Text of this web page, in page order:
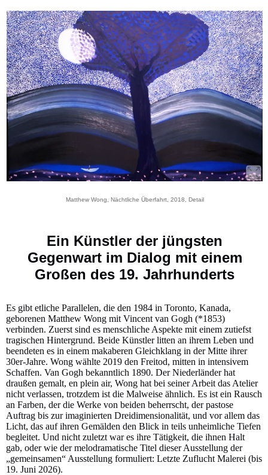
Matthew Wong, Nächtliche Überfahrt, 2018, Detail
Ein Künstler der jüngsten
Gegenwart im Dialog mit einem
Großen des 19. Jahrhunderts
Es gibt etliche Parallelen, die den 1984 in Toronto, Kanada,
geborenen Matthew Wong mit Vincent van Gogh (*1853)
verbinden. Zuerst sind es menschliche Aspekte mit einem zutiefst
tragischen Hintergrund. Beide Künstler litten an ihrem Leben und
beendeten es in einem makaberen Gleichklang in der Mitte ihrer
30er-Jahre. Wong wählte 2019 den Freitod, mitten in intensivem
Schaffen. Van Gogh bekanntlich 1890. Der Niederländer hat
draußen gemalt, en plein air, Wong hat bei seiner Arbeit das Atelier
nicht verlassen, trotzdem ist die Malweise ähnlich. Es ist ein Rausch
an Farben, der die Werke von beiden beherrscht, der pastose
Auftrag bis zur imaginierten Dreidimensionalität, und vor allem das
Licht, das auf ihren Gemälden den Blick in teils unheimliche Tiefen
begleitet. Und nicht zuletzt war es ihre Tätigkeit, die ihnen Halt
gab, oder wie der melodramatische Titel dieser Ausstellung der
„gemeinsamen“ Ausstellung formuliert: Letzte Zuflucht Malerei (bis
19. Juni 2026).